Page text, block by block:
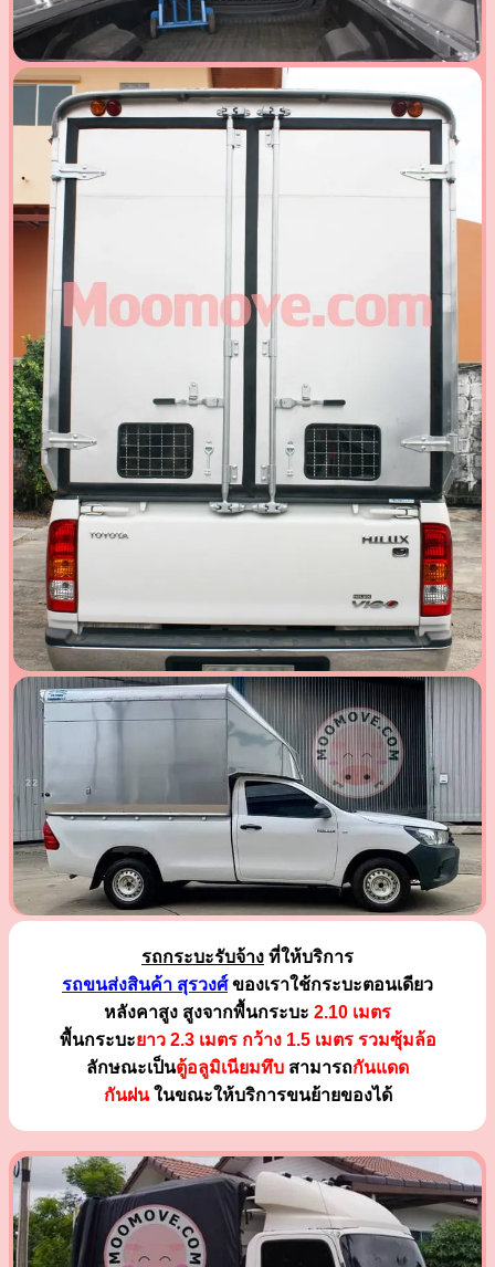
รถกระบะรับจ้าง ที่ให้บริการ
รถขนส่งสินค้า สุรวงศ์ของเราใช้กระบะตอนเดียว
หลังคาสูง สูงจากพื้นกระบะ 2.10 เมตร
พื้นกระบะยาว 2.3 เมตร กว้าง 1.5 เมตร รวมซุ้มล้อ
ลักษณะเป็นตู้อลูมิเนียมทึบ สามารถกันแดด
กันฝนในขณะให้บริการขนย้ายของได้